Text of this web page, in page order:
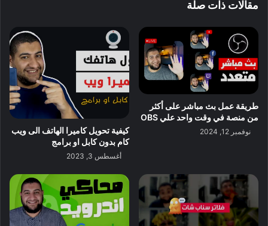
مقالات ذات صلة
طريقة عمل بث مباشر على أكثر
من منصة في وقت واحد علي OBS
نوفمبر 12, 2024
كيفية تحويل كاميرا الهاتف الى ويب
كام بدون كابل او برامج
أغسطس 3, 2023